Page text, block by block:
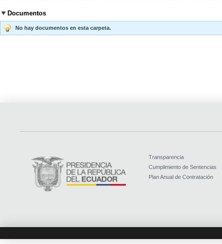
Documentos
No hay documentos en esta carpeta.
Transparencia
Cumplimiento de Sentencias
Plan Anual de Contratación